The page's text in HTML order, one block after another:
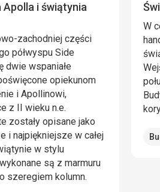
Apolla i świątynia
zachodniej części
półwyspu Side
dwie wspaniałe
opiekunom
i Apollinowi,
z II wieku n.e.
zostały opisane jako
i najpiękniejsze w całej
w stylu
są z marmuru
szeregiem kolumn.
W